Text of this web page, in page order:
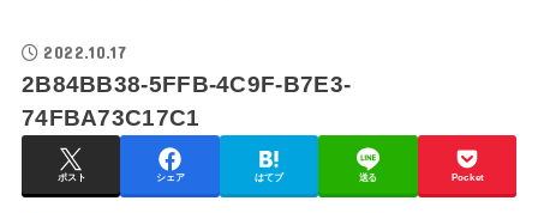
2022.10.17
2B84BB38-5FFB-4C9F-B7E3-
74FBA73C17C1
ポスト シェア はてブ 送る Pocket